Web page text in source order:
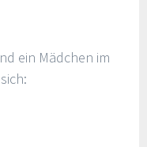
ein Mädchen im